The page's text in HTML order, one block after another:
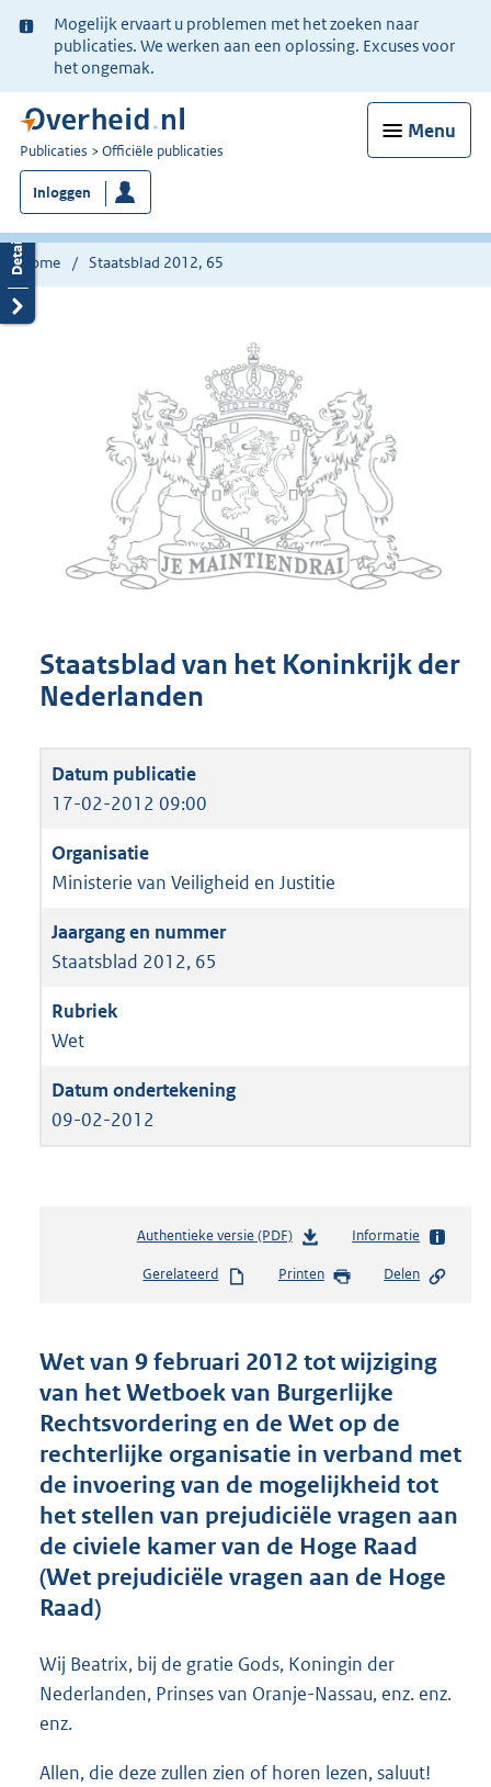
Ter
informatie:
Mogelijk ervaart u problemen met het zoeken naar
publicaties. We werken aan een oplossing. Excuses voor
het ongemak.
Menu
U
bent
nu
hier:
Publicaties Officiële publicaties
Inloggen
Home Staatsblad 2012, 65
Staatsblad van het Koninkrijk der
Nederlanden
17-02-2012 09:00
Ministerie van Veiligheid en Justitie
Staatsblad 2012, 65
Wet
09-02-2012
Authentieke versie (PDF)b
s
n
d
s
g
o
o
t
e
:
b
Informatie
Gerelateerd Printen Delen
Wet van 9 februari 2012 tot wijziging
van het Wetboek van Burgerlijke
Rechtsvordering en de Wet op de
rechterlijke organisatie in verband met
de invoering van de mogelijkheid tot
het stellen van prejudiciële vragen aan
de civiele kamer van de Hoge Raad
(Wet prejudiciële vragen aan de Hoge
Raad)
Wij Beatrix, bij de gratie Gods, Koningin der
Nederlanden, Prinses van Oranje-Nassau, enz. enz.
enz.
Allen, die deze zullen zien of horen lezen, saluut!